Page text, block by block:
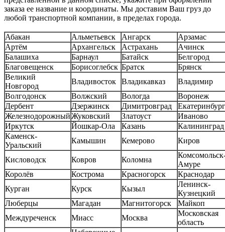
заказа ее название и координаты. Мы доставим Ваш груз до
любой транспортной компании, в пределах города.
Абакан Альметьевск Ангарск
Арзамас
Артём
Архангельск Астрахань
Ачинск
Балашиха
Барнаул Батайск
Белгород
Благовещенск
Борисоглебск Братск
Брянск
Великий
Новгород
Владивосток Владикавказ
Владимир
Волгодонск
Волжский Вологда
Воронеж
Дербент
Дзержинск Димитровград
Екатеринбург
ЖелезнодорожныйЖуковский Златоуст
Иваново
Иркутск
Йошкар-Ола Казань
Калининград
Каменск-
Уральский
Камышин Кемерово Киров
Кисловодск Ковров Коломна
Амуре
Королёв
Кострома Красногорск
Краснодар
Курган
Курск Кызыл
Ленинск-
Кузнецкий
Люберцы
Магадан Магнитогорск
Майкоп
Междуреченск
Миасс Москва
Московская
область